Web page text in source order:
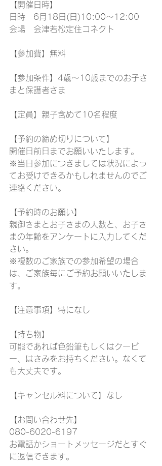
【開催日時】
日時　6月18日(日)10:00〜12:00
会場　会津若松定住コネクト
【参加費】無料
【参加条件】4歳〜10歳までのお子さ
まと保護者さま
【定員】親子含めて10名程度
【予約の締め切りについて】
開催日前日までお願いいたします。
※当日参加につきましては状況によっ
てお受けできるかもしれませんのでご
連絡ください。
【予約時のお願い】
親御さまとお子さまの人数と、お子さ
まの年齢をアンケートに入力してくだ
さい。
※複数のご家族での参加希望の場合
は、ご家族毎にご予約お願いいたしま
す。
【注意事項】特になし
【持ち物】
可能であれば色鉛筆もしくはクーピ
ー、はさみをお持ちください。なくて
も大丈夫です。
【キャンセル料について】なし
【お問い合わせ先】
080-6020-6197
お電話かショートメッセージだとすぐ
に返信できます。